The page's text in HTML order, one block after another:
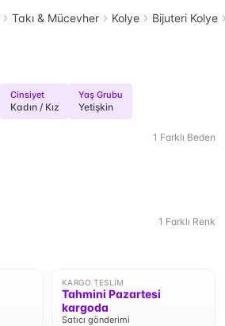
Takı & Mücevher Kolye Bijuteri Kolye
Cinsiyet
Kadın / Kız
Yaş Grubu
Yetişkin
1 Farklı Beden
1 Farklı Renk
KARGO TESLIM
Tahmini Pazartesi
kargoda
Satıcı gönderimi